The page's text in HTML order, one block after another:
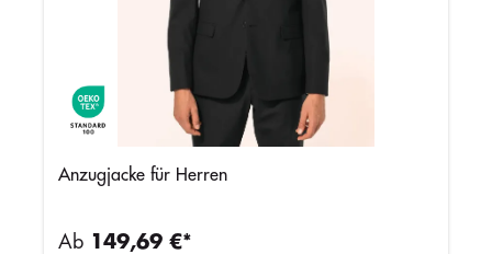
Anzugjacke für Herren
Ab 149,69 €*